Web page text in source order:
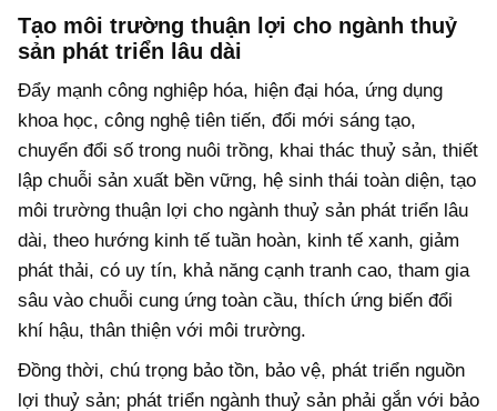
Tạo môi trường thuận lợi cho ngành thuỷ
sản phát triển lâu dài
Đẩy mạnh công nghiệp hóa, hiện đại hóa, ứng dụng
khoa học, công nghệ tiên tiến, đổi mới sáng tạo,
chuyển đổi số trong nuôi trồng, khai thác thuỷ sản, thiết
lập chuỗi sản xuất bền vững, hệ sinh thái toàn diện, tạo
môi trường thuận lợi cho ngành thuỷ sản phát triển lâu
dài, theo hướng kinh tế tuần hoàn, kinh tế xanh, giảm
phát thải, có uy tín, khả năng cạnh tranh cao, tham gia
sâu vào chuỗi cung ứng toàn cầu, thích ứng biến đổi
khí hậu, thân thiện với môi trường.
Đồng thời, chú trọng bảo tồn, bảo vệ, phát triển nguồn
lợi thuỷ sản; phát triển ngành thuỷ sản phải gắn với bảo